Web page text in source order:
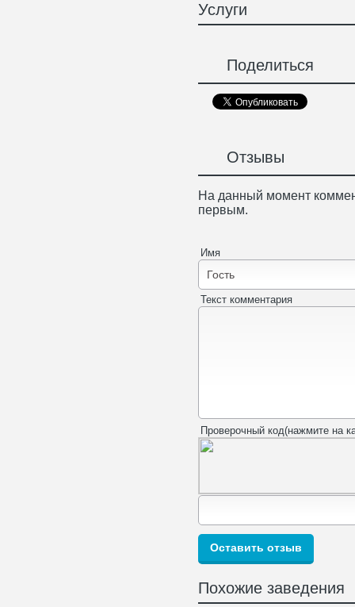
Услуги
Поделиться
Отзывы
На данный момент
первым.
Имя
Текст комментария
Проверочный код(нажмите на
Похожие заведения